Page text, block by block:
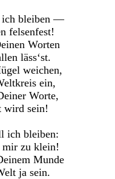
ich bleiben —
felsenfest!
Worten
läss‘st.
weichen,
ein,
Worte,
wird sein!
ich bleiben:
zu klein!
Munde
ja sein.